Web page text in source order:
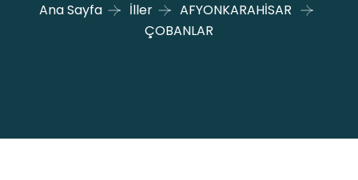
Ana Sayfa İller
AFYONKARAHİSAR
ÇOBANLAR